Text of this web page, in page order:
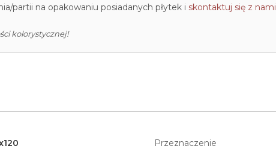
partii na opakowaniu posiadanych płytek i skontaktuj się z nami
kolorystycznej!
Przeznaczenie